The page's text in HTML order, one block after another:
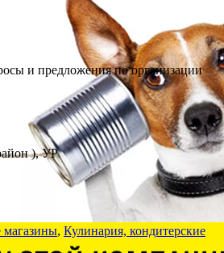
и предложения по организации
), УР
магазины, Кулинария, кондитерские